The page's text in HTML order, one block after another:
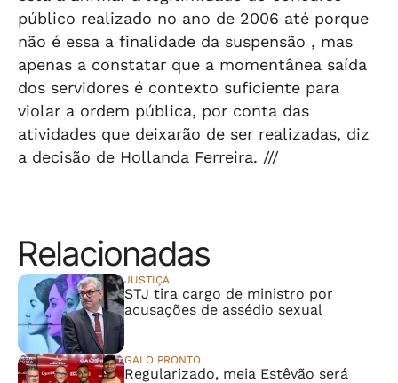
público realizado no ano de 2006 até porque
não é essa a finalidade da suspensão , mas
apenas a constatar que a momentânea saída
dos servidores é contexto suficiente para
violar a ordem pública, por conta das
atividades que deixarão de ser realizadas, diz
a decisão de Hollanda Ferreira. ///
Relacionadas
JUSTIÇA
STJ tira cargo de ministro por
acusações de assédio sexual
GALO PRONTO
Regularizado, meia Estêvão será